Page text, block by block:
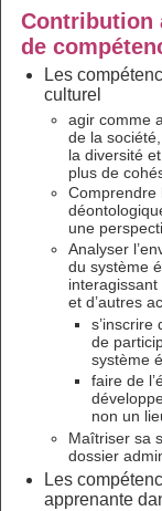
Contribution
de
Les
culturel
agir comme
de la
la diversité
plus de
Comprendre
une
Analyser
du système
et d’autres
s’inscrire
de
système
faire de
non un
Maîtriser sa
dossier
Les
apprenante